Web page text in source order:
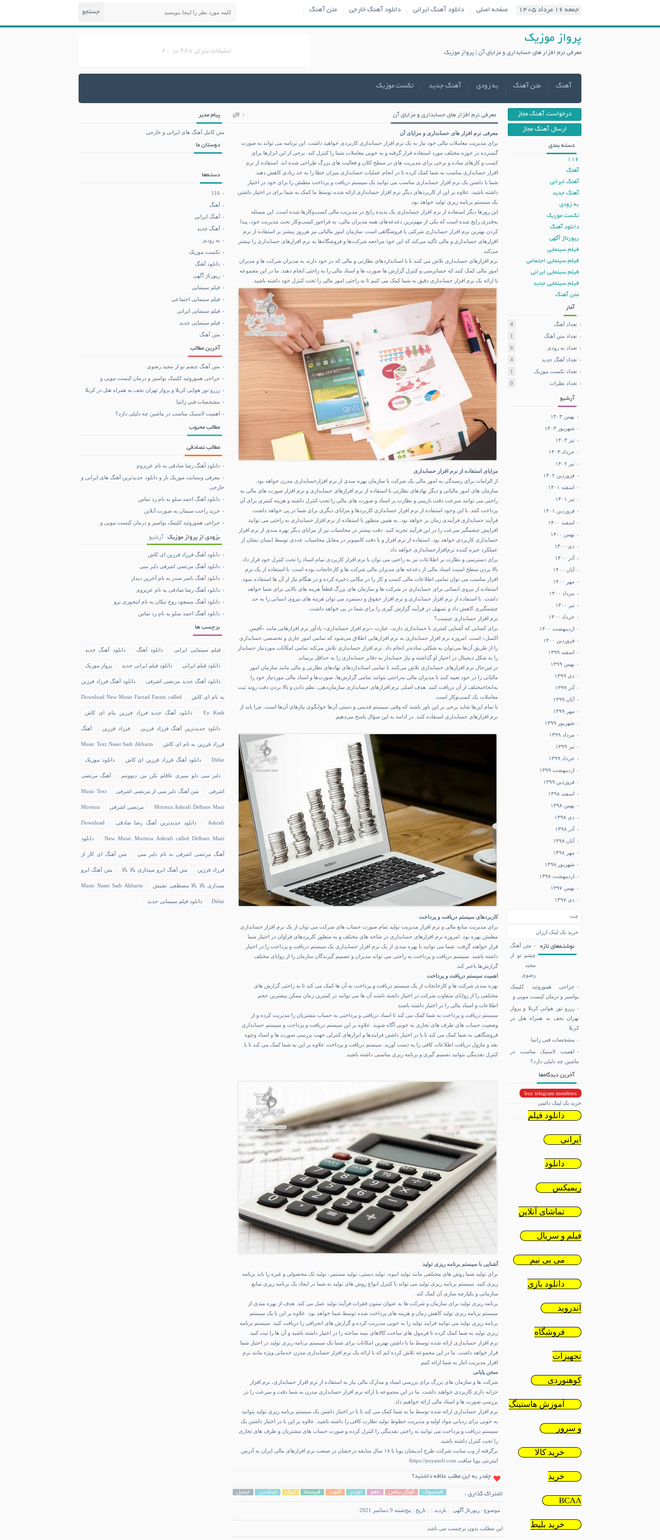
جمعه ۱۶ مرداد ۱۴۰۵ صفحه اصلی دانلود آهنگ ایرانی دانلود آهنگ خارجی متن آهنگ جستجو
پرواز موزیک
معرفی نرم افزار های حسابداری و مزایای آن | پرواز موزیک
آهنگ متن آهنگ به زودی آهنگ جدید تکست موزیک
معرفی نرم افزار های حسابداری و مزایای آن 0
معرفی نرم افزار های حسابداری و مزایای آن
برای مدیریت معاملات مالی خود نیاز به یک نرم افزار حسابداری کاربردی خواهید داشت. این برنامه می تواند به صورت
گسترده در حوزه مختلف مورد استفاده قرار گرفته و به خوبی معاملات شما را کنترل کند. برخی از این ابزارها برای
کسب و کارهای ساده و برخی برای مدیریت های در سطح کلان و فعالیت های بزرگ طراحی شده ‌اند. استفاده از نرم
افزار حسابداری مناسب به شما کمک کرده تا در انجام عملیات حسابداری میزان خطا را به حد زیادی کاهش دهید.
شما با داشتن یک نرم افزار حسابداری مناسب می توانید یک سیستم دریافت و پرداخت مطمئن را برای خود در اختیار
داشته باشید. علاوه بر این از کاربردهای دیگر نرم افزار حسابداری ارائه شده توسط ما کمک به شما برای در اختیار داشتن
یک سیستم برنامه ریزی تولید خواهد بود.
این روزها دیگر استفاده از نرم افزار حسابداری یک پدیده رایج در مدیریت مالی کسب‌وکارها شده است. این مسئله
به‌قدری رایج شده است که یکی از مهم‌ترین دغدغه‌های همه مدیران مالی، به فراخور کسب‌وکار تحت مدیریت خود، پیدا
کردن بهترین نرم افزار حسابداری شرکتی یا فروشگاهی است. سازمان امور مالیاتی نیز هرروز بیشتر بر استفاده از نرم
افزارهای حسابداری و مالی تأکید می‌کند که این خود مراجعه شرکت‌ها و فروشگاه‌ها به نرم افزارهای حسابداری را بیشتر
می‌کند.
نرم افزارهای حسابداری تلاش می ‌کنند تا با استانداردهای نظارتی و مالی که در خود دارند به مدیران شرکت ها و مدیران
امور مالی کمک کنند که حسابرسی و کنترل گزارش ها صورت ها و اسناد مالی را به راحتی انجام دهند. ما در این مجموعه
با ارائه یک نرم افزار حسابداری دقیق به شما کمک می کنیم تا به راحتی امور مالی را تحت کنترل خود داشته باشید.
مزایای استفاده از نرم افزار حسابداری
از الزامات برای رسیدگی به امور مالی یک شرکت یا سازمان بهره مندی از نرم‌ افزارحسابداری مدرن خواهد بود.
سازمان های امور مالیاتی و دیگر نهادهای نظارتی با استفاده از نرم افزارهای حسابداری و نرم افزار صورت های مالی به
راحتی می ‌توانند سرعت دقت بازبینی و نظارت بر اسناد و صورت ‌های مالی را تحت کنترل داشته و هزینه کمتری برای آن
پرداخت کنند. با این وجود استفاده از نرم افزار حسابداری کاربردها و مزایای دیگری برای شما در پی خواهد داشت.
فرآیند حسابداری فرآیندی زمان بر خواهد بود. به همین منظور با استفاده از نرم افزار حسابداری به راحتی می‌ توانید
افزایش چشمگیر سرعت را در این فرآیند تجربه کنید. دقت بیشتر در محاسبات نیز از مزایای دیگر بهره مندی از نرم‌ افزار
حسابداری کاربردی خواهد بود. استفاده از نرم افزار و با دقت کامپیوتر در مقابل محاسبات عددی توسط انسان نشان از
عملکرد خیره کننده نرم‌افزار‌حسابداری خواهد داد.
برای دسترسی و نظارت بر اطلاعات نیز به راحتی می توان با نرم افزار کاربردی تمام اسناد را تحت کنترل خود قرار داد.
بالا بردن سطح امنیت اسناد مالی از دغدغه ‌های مدیران مالی شرکت ها و کارخانجات بوده است. با استفاده از یک نرم
افزار مناسب می ‌توان تمامی اطلاعات مالی کسب و کار را در مکانی ذخیره کرده و در هنگام نیاز از آن ها استفاده نمود.
استفاده از نیروی انسانی برای حسابداری در شرکت ‌ها و سازمان ‌های بزرگ قطعاً هزینه‌ های بالایی برای شما خواهد
داشت. با استفاده از نرم افزار حسابداری و نرم افزار حقوق و دستمزد می توان هزینه های نیروی انسانی را به حد
چشمگیری کاهش داد و تسهیل در فرآیند گزارش گیری را برای شما در پی خواهد داشت.
نرم افزار حسابداری چیست؟
برای کسانی که آشنایی کمتری با حسابداری دارند، عبارت «نرم افزار حسابداری» یادآور نرم افزارهایی مانند «آفیس
اکسل» است. امروزه نرم افزار حسابداری به نرم افزارهایی اطلاق می‌شود که تمامی امور جاری و تخصصی حسابداری
را از طریق آن‌ها می‌توان به شکلی ساده‌تر انجام داد. نرم افزار حسابداری تلاش می‌کند تمامی امکانات موردنیاز حسابدار
را به شکل دیجیتال در اختیار او گذاشته و نیاز حسابدار به دفاتر حسابداری را به حداقل برساند.
درعین‌حال نرم افزارهای حسابداری تلاش می‌کنند تا تمامی استانداردهای نهادهای نظارتی و مالی مانند سازمان امور
مالیاتی را در خود تعبیه کنند تا مدیران مالی به‌راحتی بتوانند تمامی گزارش‌ها، صورت‌ها و اسناد مالی موردنیاز خود را
به‌انحاءمختلف از آن دریافت کنند. هدف اصلی نرم افزارهای حسابداری سازمان‌دهی، نظم دادن و بالا بردن دقت روند ثبت
معاملات یک کسب‌وکار است.
با تمام این‌ها شاید برخی بر این باور باشند که وقتی سیستم قدیمی و دستی آن‌ها جوابگوی نیازهای آن‌ها است، چرا باید از
نرم افزارهای حسابداری استفاده کنند. در ادامه به این سؤال پاسخ می‌دهیم.
کاربردهای سیستم دریافت و پرداخت
برای مدیریت منابع مالی و نرم افزار مدیریت تولید تمام صورت حساب های شرکت می توان از یک نرم افزار حسابداری
مطمئن بهره بود. امروزه نرم افزارهای حسابداری در شاخه های مختلف و به منظور کاربردهای فراوان در اختیار شما
قرار خواهند گرفت. شما می توانید با بهره مندی از یک نرم افزار حسابداری یک سیستم دریافت و پرداخت را در اختیار
داشته باشید. سیستم دریافت و پرداخت به راحتی می ‌تواند مدیران و تصمیم گیرندگان سازمان را از زوایای مختلف
گزارش‌ها باخبر کند.
اهمیت سیستم دریافت و پرداخت
بهره مندی شرکت ها و کارخانجات از یک سیستم دریافت و پرداخت به آن ها کمک می کند تا به راحتی گزارش ‌های
مختلفی را از زوایای متفاوت شرکت در اختیار داشته باشند آن ها می توانند در کمترین زمان ممکن بیشترین حجم
اطلاعات و اسناد مالی را در اختیار داشته باشند
سیستم دریافت و پرداخت به شما کمک می کند تا اسناد دریافتی و پرداختی به حساب مشتریان را مدیریت کرده و از
وضعیت حساب های طرف های تجاری به خوبی آگاه شوید
. علاوه بر این سیستم دریافت و پرداخت و سیستم حسابداری
فروشگاهی به شما کمک می کند تا با در اختیار داشتن فرایندها و ابزارهای کنترلی جهت بررسی صورت ها و اسناد وجوه
نقد و ماژول دریافت اطلاعات کافی را به دست آورید. سیستم دریافت و پرداخت علاوه بر این به شما کمک می کند تا با
کنترل نقدینگی بتوانید تصمیم ‌گیری و برنامه‌ ریزی مناسبی داشته باشید.
آشنایی با سیستم برنامه ریزی تولید
برای تولید شما روش های مختلفی مانند تولید انبوه، تولید دستی، تولید مستمر، تولید تک محصولی و غیره را باید برنامه
ریزی کنید. سیستم برنامه ریزی تولید می تواند با کنترل انواع روش های تولید به شما در ایجاد یک برنامه ریزی منابع
سازمانی و یکپارچه سازی آن کمک کند.
برنامه ریزی تولید برای سازمان و شرکت ها به عنوان ستون فقرات فرآیند تولید عمل می کند. هدف از بهره مندی از
سیستم برنامه ریزی تولید کاهش زمان و هزینه های پرداخت شده توسط شما خواهد بود. علاوه بر این با یک سیستم
برنامه ریزی تولید می ‌توانید فرایند تولید را به خوبی مدیریت کرده و گزارش های انحرافی را دریافت کنید. سیستم برنامه
ریزی تولید به شما کمک کرده تا فرمول های ساخت کالاهای نیمه ساخته را در اختیار داشته باشید و آن ها را ثبت کنید.
نرم افزار حسابداری ارائه شده توسط ما با داشتن بهترین امکانات برای شما یک سیستم برنامه ریزی تولید در اختیار شما
قرار خواهد داشت. ما در این مجموعه تلاش کرده ایم که با ارائه یک نرم افزار حسابداری مدرن خدماتی ویژه مانند نرم
افزار مدیریت انبار به شما ارائه کنیم.
سخن پایانی
شرکت ها و سازمان های بزرگ برای بررسی اسناد و مدارک مالی نیاز به استفاده از نرم افزار حسابداری، نرم افزار
خزانه داری کاربردی خواهند داشت. ما در این مجموعه با ارائه نرم افزار حسابداری مدرن به شما دقت و سرعت را در
بررسی صورت ها و اسناد مالی ارائه خواهیم داد.
نرم افزار حسابداری ارائه شده توسط ما به شما کمک می کند تا با در اختیار داشتن یک سیستم برنامه ریزی تولید بتوانید
به خوبی برای ردیابی مواد اولیه و مدیریت خطوط تولید نظارت کافی را داشته باشید. علاوه بر این با در اختیار داشتن یک
سیستم دریافت و پرداخت می توانید به راحتی نقدینگی را کنترل کرده و صورت حساب های مشتریان و طرف‌ های تجاری
را تحت کنترل داشته باشید.
برگرفته از وب سایت شرکت طرح اندیشان پویا با ۱۸ سال سابقه درخشان در صنعت نرم افزارهای مالی ایران به آدرس
اینترنتی پویا سافت https://puyasoft.com/
چقدر به این مطلب علاقه داشتید؟
اشتراک گذاری : ایمیل لینکدین دیگ فیسنما کلوب تویتر یاهو گوگل پلاس فیسبوک
موضوع : رپورتاژ آگهی بازدید : تاریخ : پنج‌شنبه 9 دسامبر 2021
این مطلب بدون برچسب می باشد.
درخواست آهنگ مجاز
ارسال آهنگ مجاز
دسته بندی
116
آهنگ
آهنگ ایرانی
آهنگ جدید
به زودی
تکست موزیک
دانلود آهنگ
رپورتاژ آگهی
فیلم سینمایی
فیلم سینمایی اجتماعی
فیلم سینمایی ایرانی
فیلم سینمایی جدید
متن آهنگ
آمار
تعداد آهنگ
4
تعداد متن آهنگ
1
تعداد به زودی
6
تعداد آهنگ جدید
4
تعداد تکست موزیک
1
تعداد نظرات
0
آرشیو
بهمن ۱۴۰۳
شهریور ۱۴۰۳
تیر ۱۴۰۳
خرداد ۱۴۰۳
تیر ۱۴۰۲
فروردین ۱۴۰۲
اسفند ۱۴۰۱
تیر ۱۴۰۱
فروردین ۱۴۰۱
اسفند ۱۴۰۰
بهمن ۱۴۰۰
دی ۱۴۰۰
آذر ۱۴۰۰
آبان ۱۴۰۰
مهر ۱۴۰۰
مرداد ۱۴۰۰
تیر ۱۴۰۰
خرداد ۱۴۰۰
اردیبهشت ۱۴۰۰
فروردین ۱۴۰۰
اسفند ۱۳۹۹
بهمن ۱۳۹۹
دی ۱۳۹۹
آذر ۱۳۹۹
آبان ۱۳۹۹
مهر ۱۳۹۹
شهریور ۱۳۹۹
مرداد ۱۳۹۹
تیر ۱۳۹۹
خرداد ۱۳۹۹
اردیبهشت ۱۳۹۹
فروردین ۱۳۹۹
اسفند ۱۳۹۸
بهمن ۱۳۹۸
دی ۱۳۹۸
آذر ۱۳۹۸
آبان ۱۳۹۸
مهر ۱۳۹۸
شهریور ۱۳۹۸
اردیبهشت ۱۳۹۸
بهمن ۱۳۹۷
دی ۱۳۹۷
چت
خرید بک لینک ارزان
نوشته‌های تازه
متن آهنگ
چشم تو از
مجید
رضوی
جراحی هموروئید کلینیک
بواسیر و درمان کیست مویی و
رزرو تور هوایی کربلا و پرواز
تهران نجف به همراه هتل در
کربلا
مشخصات فنی زانتیا
اهمیت لاستیک مناسب در
ماشین چه دلیلی دارد؟
آخرین دیدگاه‌ها
buy telegram members
خرید بک لینک دائمی
دانلود فیلم
ایرانی
دانلود
ریمیکس
تماشای آنلاین
فیلم و سریال
می بی نیم
دانلود بازی
اندروید
فروشگاه
تجهیزات
کوهنوردی
آموزش هاستینگ
و سرور
خرید کالا
خرید
BCAA
خرید بلیط
پیام مدیر
متن کامل آهنگ های ایرانی و خارجی
دوستان ما
دسته‌ها
116
آهنگ
آهنگ ایرانی
آهنگ جدید
به زودی
تکست موزیک
دانلود آهنگ
رپورتاژ آگهی
فیلم سینمایی
فیلم سینمایی اجتماعی
فیلم سینمایی ایرانی
فیلم سینمایی جدید
متن آهنگ
آخرین مطالب
متن آهنگ چشم تو از مجید رضوی
جراحی هموروئید کلینیک بواسیر و درمان کیست مویی و
رزرو تور هوایی کربلا و پرواز تهران نجف به همراه هتل در کربلا
مشخصات فنی زانتیا
اهمیت لاستیک مناسب در ماشین چه دلیلی دارد؟
مطالب محبوب
مطالب تصادفی
دانلود آهنگ رضا صادقی به نام عزیزوم
معرفی وبسایت موزیک باز و دانلود جدیدترین آهنگ های ایرانی و
خارجی
دانلود آهنگ احمد سلو به نام رد تماس
خرید راحت سیمان به صورت آنلاین
جراحی هموروئید کلینیک بواسیر و درمان کیست مویی و
بزودی از پرواز موزیک آرشیو
دانلود آهنگ فرزاد فرزین ای کاش
دانلود آهنگ مرتضی اشرفی دلبر منی
دانلود آهنگ ناصر صدر به نام آخرین دیدار
دانلود آهنگ رضا صادقی به نام عزیزوم
دانلود آهنگ مسعود روح نیکان به نام اینجوری نرو
دانلود آهنگ احمد سلو به نام رد تماس
برچسب ها
فیلم سینمایی ایرانی دانلود آهنگ دانلود آهنگ جدید
دانلود فیلم ایرانی دانلود فیلم ایرانی جدید پرواز موزیک
دانلود آهنگ جدید مرتضی اشرفی دانلود آهنگ فرزاد فرزین
به نام ای کاش Download New Music Farzad Farzin called
Ey Kash دانلود آهنگ جدید فرزاد فرزین بنام ای کاش
دانلود جدیدترین آهنگ فرزاد فرزین فرزاد فرزین آهنگ
فرزاد فرزین به نام ای کاش Music Text Naser Sadr Akharin
Didar دانلود آهنگ فرزاد فرزین ای کاش دانلود موزیک
دلبر منی دلو میبری عاقلم نکن من دیوونتم آهنگ مرتضی
اشرفی متن آهنگ دلبر منی از مرتضی اشرفی Music Text
Morteza Ashrafi Delbare Mani مرتضی اشرفی Morteza
Ashrafi دانلود جدیدترین آهنگ رضا صادقی Download
New Music Morteza Ashrafi called Delbare Mani دانلود
آهنگ مرتضی اشرفی به نام دلبر منی متن آهنگ ای کاز از
فرزاد فرزین متن آهنگ ابرو میندازی بالا بالا متن آهنگ ابرو
میندازی بالا بالا مصطفی تفتیش Music Naser Sadr Akharin
Didar دانلود فیلم سینمایی جدید